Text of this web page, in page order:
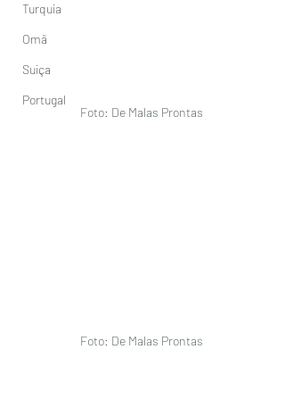
Turquia
Omã
Suiça
Portugal
Foto: De Malas Prontas
Foto: De Malas Prontas